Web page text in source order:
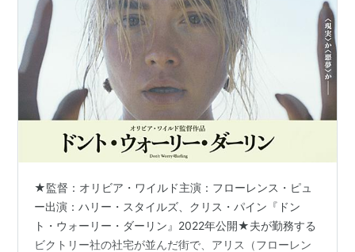
★監督：オリビア・ワイルド主演：フローレンス・ピュ
ー出演：ハリー・スタイルズ、クリス・パイン『ドン
ト・ウォーリー・ダーリン』2022年公開★夫が勤務する
ビクトリー社の社宅が並んだ街で、アリス（フローレン